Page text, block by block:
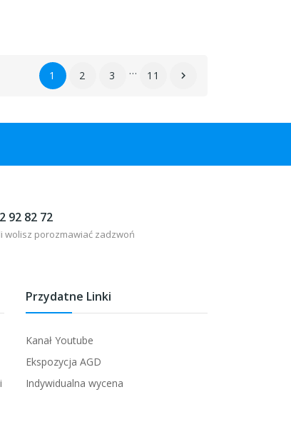
1 2 3 … 11 
92 82 72
wolisz porozmawiać zadzwoń
Przydatne Linki
Kanał Youtube
Ekspozycja AGD
Indywidualna wycena